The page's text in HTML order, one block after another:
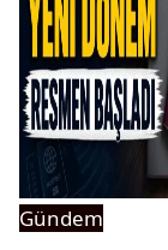
Gündem